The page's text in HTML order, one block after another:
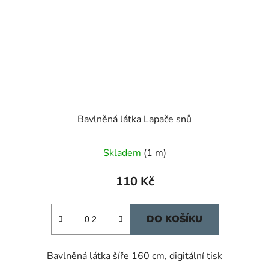
Bavlněná látka Lapače snů
Skladem (1 m)
110 Kč
DO KOŠÍKU
Bavlněná látka šíře 160 cm, digitální tisk